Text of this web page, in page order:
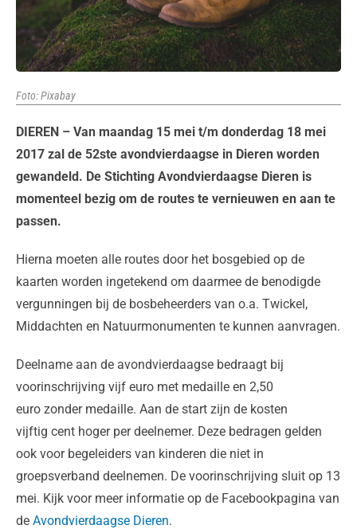
Foto: Pixabay
DIEREN – Van maandag 15 mei t/m donderdag 18 mei
2017 zal de 52ste avondvierdaagse in Dieren worden
gewandeld. De Stichting Avondvierdaagse Dieren is
momenteel bezig om de routes te vernieuwen en aan te
passen.
Hierna moeten alle routes door het bosgebied op de
kaarten worden ingetekend om daarmee de benodigde
vergunningen bij de bosbeheerders van o.a. Twickel,
Middachten en Natuurmonumenten te kunnen aanvragen.
Deelname aan de avondvierdaagse bedraagt bij
voorinschrijving vijf euro met medaille en 2,50
euro zonder medaille. Aan de start zijn de kosten
vijftig cent hoger per deelnemer. Deze bedragen gelden
ook voor begeleiders van kinderen die niet in
groepsverband deelnemen. De voorinschrijving sluit op 13
mei. Kijk voor meer informatie op de Facebookpagina van
de Avondvierdaagse Dieren.